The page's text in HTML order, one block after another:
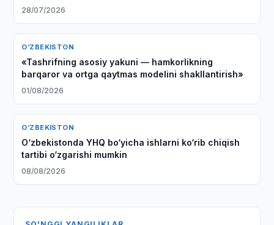
muhokama qildi
28/07/2026
O‘ZBEKISTON
«Tashrifning asosiy yakuni — hamkorlikning
barqaror va ortga qaytmas modelini shakllantirish»
01/08/2026
O‘ZBEKISTON
O‘zbekistonda YHQ bo‘yicha ishlarni ko‘rib chiqish
tartibi o‘zgarishi mumkin
08/08/2026